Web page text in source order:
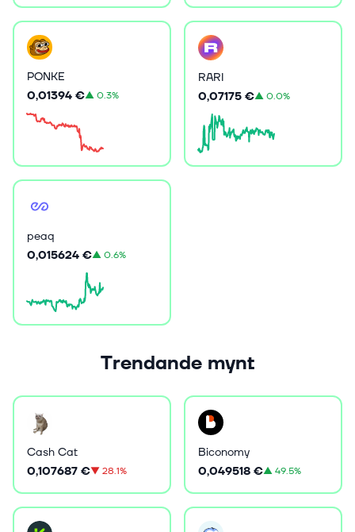
PONKE
0,01394 €▲0.3%
RARI
0,07175 €▲0.0%
peaq
0,015624 €▲0.6%
Trendande mynt
Cash Cat
0,107687 €▼28.1%
Biconomy
0,049518 €▲49.5%